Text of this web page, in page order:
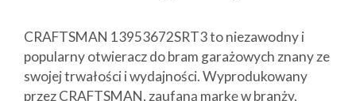
CRAFTSMAN 13953672SRT3 to niezawodny i
popularny otwieracz do bram garażowych znany ze
swojej trwałości i wydajności. Wyprodukowany
przez CRAFTSMAN, zaufaną markę w branży,